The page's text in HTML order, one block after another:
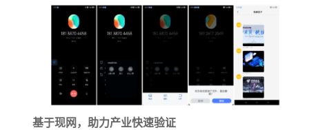
基于现网，助力产业快速验证